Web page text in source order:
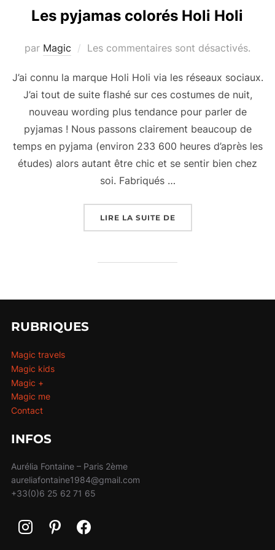
Les pyjamas colorés Holi Holi
par Magic Les commentaires sont désactivés.
J’ai connu la marque Holi Holi via les réseaux sociaux.
J’ai tout de suite flashé sur ces costumes de nuit,
nouveau wording plus tendance pour parler de
pyjamas ! Nous passons clairement beaucoup de
temps en pyjama (environ 233 600 heures d’après les
études) alors autant être chic et se sentir bien chez
soi. Fabriqués …
LIRE LA SUITE DE« LES PYJAMAS
RUBRIQUES
Magic travels
Magic kids
Magic +
Magic me
Contact
INFOS
Aurélia Fontaine – Paris 2ème
aureliafontaine1984@gmail.com
+33(0)6 25 62 71 65